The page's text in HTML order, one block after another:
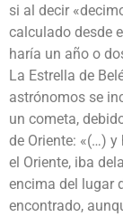
si al decir
calculado desde
haría un año o
La Estrella de
astrónomos se
un cometa,
de Oriente: «(…)
el Oriente, iba
encima del lugar
encontrado,